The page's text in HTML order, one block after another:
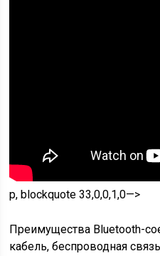
p, blockquote 33,0,0,1,0—>
Преимущества Bluetooth-
кабель, беспроводная